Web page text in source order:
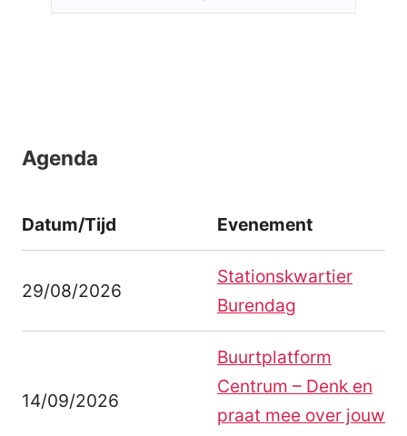
Agenda
Datum/Tijd Evenement
29/08/2026
Stationskwartier
Burendag
14/09/2026
Buurtplatform
Centrum – Denk en
praat mee over jouw